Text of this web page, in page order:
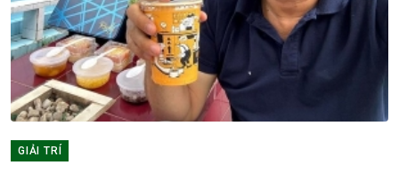
GIẢI TRÍ